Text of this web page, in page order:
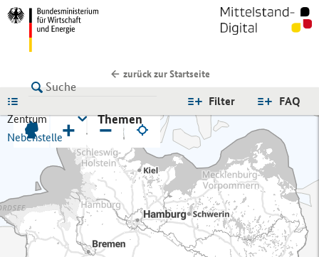
zurück zur Startseite
FAQ
Filter
Zentrum
Nebenstelle
Themen
+ −